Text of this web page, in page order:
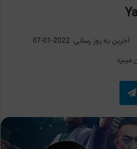
آخرین به روز رسانی: 2022-01-07
تلگرام